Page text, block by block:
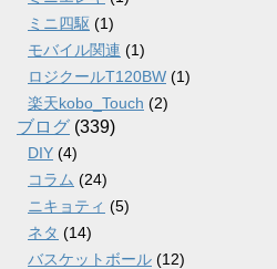
ミニ四駆 (1)
モバイル関連 (1)
ロジクールT120BW (1)
楽天kobo_Touch (2)
ブログ (339)
DIY (4)
コラム (24)
ニキョティ (5)
ネタ (14)
バスケットボール (12)